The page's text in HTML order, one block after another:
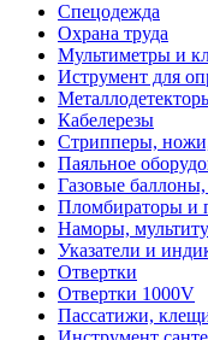
Спецодежда
Охрана труда
Мультиметры и
Иструмент для
Кабелерезы
Стрипперы,
Паяльное
Газовые баллоны,
Пломбираторы и
Наморы,
Указатели и
Отвертки
Отвертки 1000V
Пассатижи,